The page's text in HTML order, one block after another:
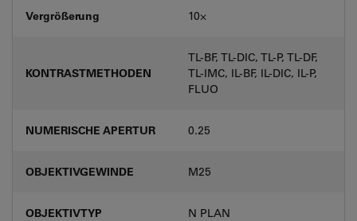
Vergrößerung 10⨉
KONTRASTMETHODEN
TL-BF, TL-DIC, TL-P, TL-DF,
TL-IMC, IL-BF, IL-DIC, IL-P,
FLUO
NUMERISCHE APERTUR 0.25
OBJEKTIVGEWINDE M25
OBJEKTIVTYP N PLAN